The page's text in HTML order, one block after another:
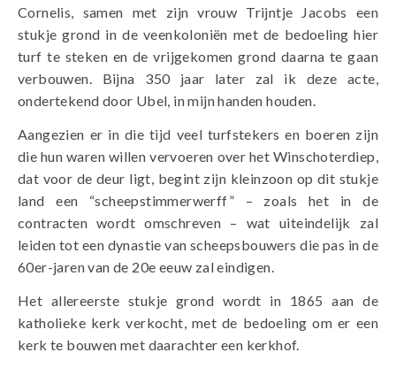
Cornelis, samen met zijn vrouw Trijntje Jacobs een
stukje grond in de veenkoloniën met de bedoeling hier
turf te steken en de vrijgekomen grond daarna te gaan
verbouwen. Bijna 350 jaar later zal ik deze acte,
ondertekend door Ubel, in mijn handen houden.
Aangezien er in die tijd veel turfstekers en boeren zijn
die hun waren willen vervoeren over het Winschoterdiep,
dat voor de deur ligt, begint zijn kleinzoon op dit stukje
land een “scheepstimmerwerff” – zoals het in de
contracten wordt omschreven – wat uiteindelijk zal
leiden tot een dynastie van scheepsbouwers die pas in de
60er-jaren van de 20e eeuw zal eindigen.
Het allereerste stukje grond wordt in 1865 aan de
katholieke kerk verkocht, met de bedoeling om er een
kerk te bouwen met daarachter een kerkhof.